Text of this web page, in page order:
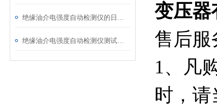
变压器
售后服
1、凡
时，